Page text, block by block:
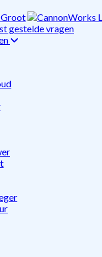
gestelde vragen